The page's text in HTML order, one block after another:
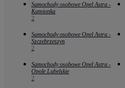
Samochody osobowe Opel Astra -
Kamionka
2
Samochody osobowe Opel Astra -
Szczebrzeszyn
2
Samochody osobowe Opel Astra -
Opole Lubelskie
2